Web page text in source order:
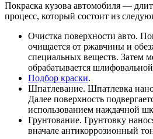
Покраска кузова автомобиля —
процесс, который состоит из
Очистка поверхности авто.
очищается от ржавчины и
специальных веществ. Затем
обрабатывается
Подбор краски.
Шпатлевание. Шпатлевка
Далее поверхность
использованием наждачной
Грунтование. Грунтовку
вначале антикоррозионный